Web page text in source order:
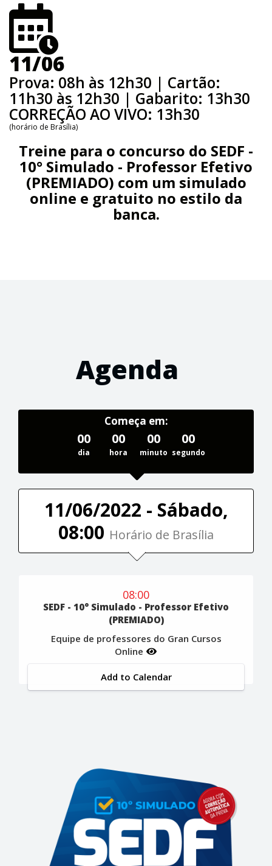
11/06
Prova: 08h às 12h30 | Cartão:
11h30 às 12h30 | Gabarito: 13h30
CORREÇÃO AO VIVO: 13h30
(horário de Brasília)
Treine para o concurso do SEDF -
10° Simulado - Professor Efetivo
(PREMIADO) com um simulado
online e gratuito no estilo da
banca.
Agenda
Começa em:
00
dia
00
hora
00
minuto
00
segundo
11/06/2022 - Sábado,
08:00 Horário de Brasília
08:00
SEDF - 10° Simulado - Professor Efetivo
(PREMIADO)
Equipe de professores do Gran Cursos
Online
Add to Calendar